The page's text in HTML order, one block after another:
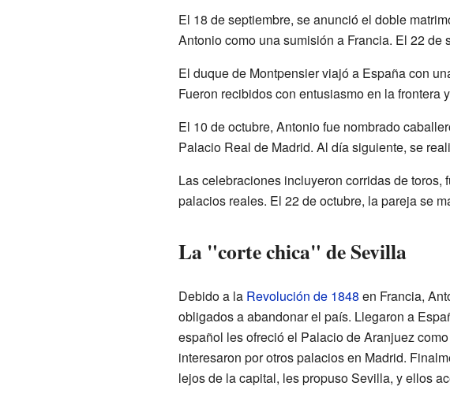
El 18 de septiembre, se anunció el doble
Antonio como una sumisión a Francia. El 22
El duque de Montpensier viajó a España con
Fueron recibidos con entusiasmo en la
El 10 de octubre, Antonio fue nombrado
Palacio Real de Madrid. Al día siguiente, se
Las celebraciones incluyeron corridas de
palacios reales. El 22 de octubre, la pareja se
La "corte chica" de Sevilla
Debido a la Revolución de 1848 en Francia,
obligados a abandonar el país. Llegaron a
español les ofreció el Palacio de Aranjuez
interesaron por otros palacios en Madrid.
lejos de la capital, les propuso Sevilla, y ellos